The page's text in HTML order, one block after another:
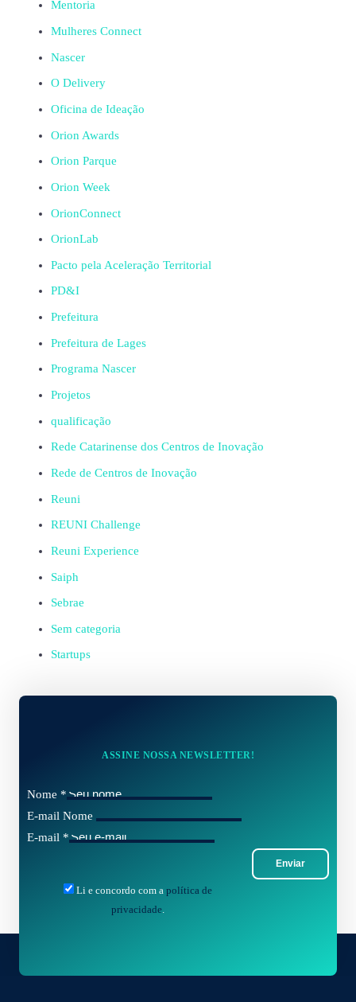
Mentoria
Mulheres Connect
Nascer
O Delivery
Oficina de Ideação
Orion Awards
Orion Parque
Orion Week
OrionConnect
OrionLab
Pacto pela Aceleração Territorial
PD&I
Prefeitura
Prefeitura de Lages
Programa Nascer
Projetos
qualificação
Rede Catarinense dos Centros de Inovação
Rede de Centros de Inovação
Reuni
REUNI Challenge
Reuni Experience
Saiph
Sebrae
Sem categoria
Startups
ASSINE NOSSA NEWSLETTER!
Nome *
E-mail Nome
E-mail *
Enviar
Li e concordo com a política de
privacidade.